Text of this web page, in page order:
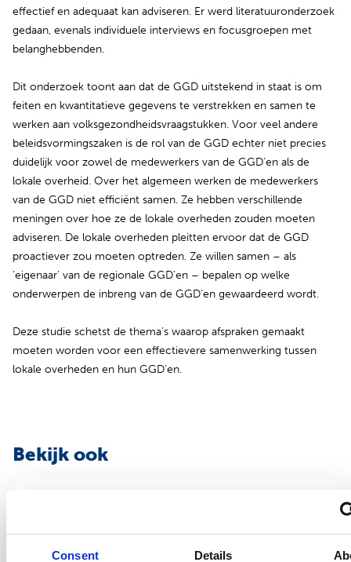
Consent Details
effectief en adequaat kan adviseren. Er werd literatuuronderzoek
gedaan, evenals individuele interviews en focusgroepen met
belanghebbenden.
Dit onderzoek toont aan dat de GGD uitstekend in staat is om
feiten en kwantitatieve gegevens te verstrekken en samen te
werken aan volksgezondheidsvraagstukken. Voor veel andere
beleidsvormingszaken is de rol van de GGD echter niet precies
duidelijk voor zowel de medewerkers van de GGD’en als de
lokale overheid. Over het algemeen werken de medewerkers
van de GGD niet efficiënt samen. Ze hebben verschillende
meningen over hoe ze de lokale overheden zouden moeten
adviseren. De lokale overheden pleitten ervoor dat de GGD
proactiever zou moeten optreden. Ze willen samen – als
‘eigenaar’ van de regionale GGD’en – bepalen op welke
onderwerpen de inbreng van de GGD’en gewaardeerd wordt.
Deze studie schetst de thema’s waarop afspraken gemaakt
moeten worden voor een effectievere samenwerking tussen
lokale overheden en hun GGD’en.
Bekijk ook
Is een zorggroep van invloed op kosten en
voorschrijfbeleid van de cardiovasculaire